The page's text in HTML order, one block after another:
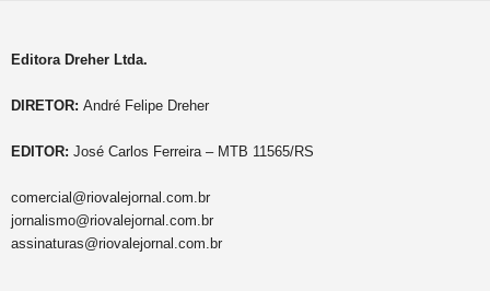
Editora Dreher Ltda.
DIRETOR: André Felipe Dreher
EDITOR: José Carlos Ferreira – MTB 11565/RS
comercial@riovalejornal.com.br
jornalismo@riovalejornal.com.br
assinaturas@riovalejornal.com.br